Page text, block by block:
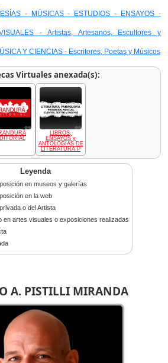
A. PISTILLI MIRANDA
- MÚSICAS - ESTUDIOS - ENSAYOS -
- Artistas, Artesanos, Escultores y
Y CIENCIAS - Escritores, Poetas y Músicos
Virtuales anexada(s):
LIBROS,
ENSAYOS y
ANTOLOGÍAS DE
LITERATURA P
Leyenda
en museos y galerías
en la web
o del Artista
en artes visuales o exposiciones realizadas